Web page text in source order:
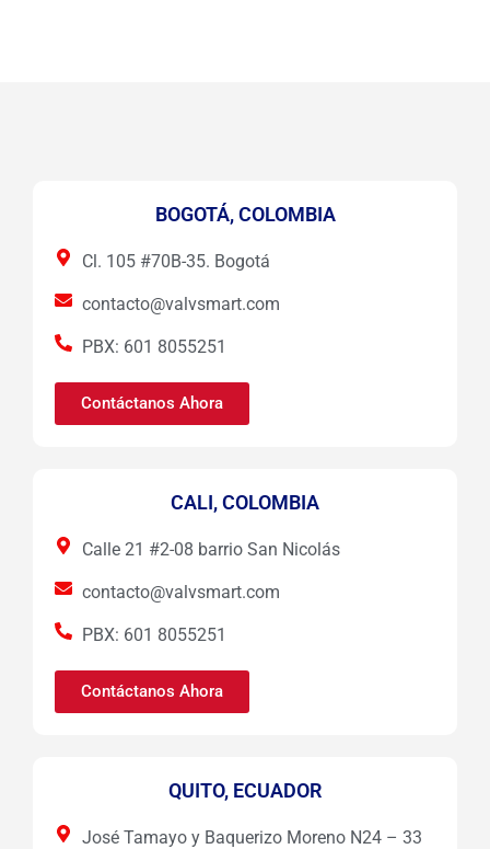
BOGOTÁ, COLOMBIA
Cl. 105 #70B-35. Bogotá
contacto@valvsmart.com
PBX: 601 8055251
Contáctanos Ahora
CALI, COLOMBIA
Calle 21 #2-08 barrio San Nicolás
contacto@valvsmart.com
PBX: 601 8055251
Contáctanos Ahora
QUITO, ECUADOR
José Tamayo y Baquerizo Moreno N24 – 33